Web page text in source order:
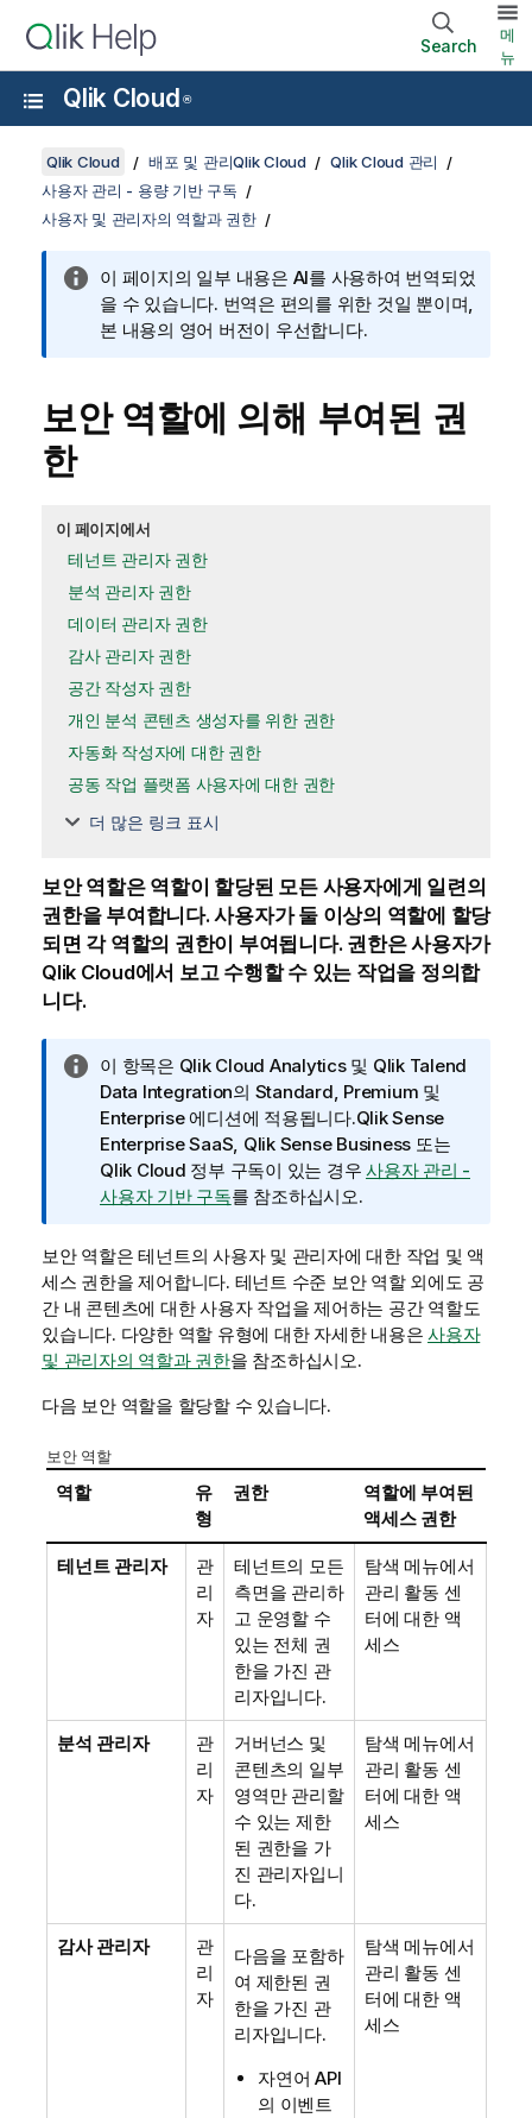
Search
메
뉴
Qlik Cloud ®
Qlik Cloud 배포 및 관리Qlik Cloud
Qlik Cloud 관리
사용자 관리 - 용량 기반 구독
사용자 및 관리자의 역할과 권한
이 페이지의 일부 내용은 AI를 사용하여 번역되었
을 수 있습니다. 번역은 편의를 위한 것일 뿐이며,
본 내용의 영어 버전이 우선합니다.
보안 역할에 의해 부여된 권
한
이 페이지에서
테넌트 관리자 권한
분석 관리자 권한
데이터 관리자 권한
감사 관리자 권한
공간 작성자 권한
개인 분석 콘텐츠 생성자를 위한 권한
자동화 작성자에 대한 권한
공동 작업 플랫폼 사용자에 대한 권한
더 많은 링크 표시
보안 역할은 역할이 할당된 모든 사용자에게 일련의
권한을 부여합니다. 사용자가 둘 이상의 역할에 할당
되면 각 역할의 권한이 부여됩니다. 권한은 사용자가
Qlik Cloud에서 보고 수행할 수 있는 작업을 정의합
니다.
정
보
메
모
이 항목은 Qlik Cloud Analytics및 Qlik Talend
Data Integration의 Standard, Premium 및
Enterprise 에디션에 적용됩니다.Qlik Sense
Enterprise SaaS, Qlik Sense Business 또는
Qlik Cloud 정부 구독이 있는 경우 사용자 관리 -
사용자 기반 구독를 참조하십시오.
보안 역할은 테넌트의 사용자 및 관리자에 대한 작업 및 액
세스 권한을 제어합니다. 테넌트 수준 보안 역할 외에도 공
간 내 콘텐츠에 대한 사용자 작업을 제어하는 공간 역할도
있습니다. 다양한 역할 유형에 대한 자세한 내용은 사용자
및 관리자의 역할과 권한을 참조하십시오.
다음 보안 역할을 할당할 수 있습니다.
보안 역할
역할
유
형
권한
역할에 부여된
액세스 권한
테넌트 관리자
관
리
자
테넌트의 모든
측면을 관리하
고 운영할 수
있는 전체 권
한을 가진 관
리자입니다.
탐색 메뉴에서
관리 활동 센
터에 대한 액
세스
분석 관리자
관
리
자
거버넌스 및
콘텐츠의 일부
영역만 관리할
수 있는 제한
된 권한을 가
진 관리자입니
다.
탐색 메뉴에서
관리 활동 센
터에 대한 액
세스
감사 관리자
관
리
자
다음을 포함하
여 제한된 권
한을 가진 관
리자입니다.
자연어 API
의 이벤트
탐색 메뉴에서
관리 활동 센
터에 대한 액
세스